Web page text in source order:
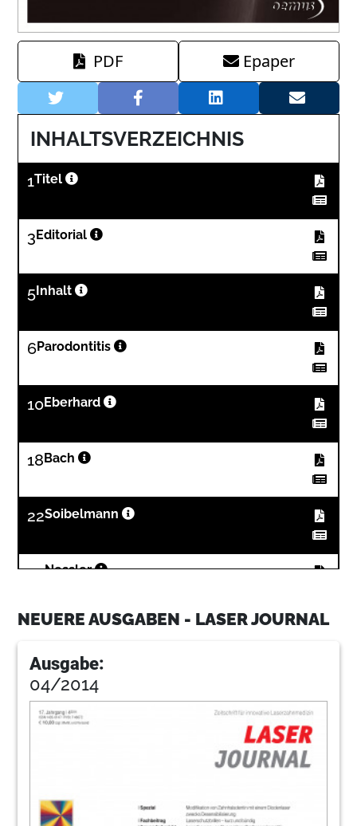
PDF Epaper
INHALTSVERZEICHNIS
1Titel
3 Editorial
5 Inhalt
6Parodontitis
10Eberhard
18 Bach
22Soibelmann
24Nessler
28Hnast
30Kavo
34
NEUERE AUSGABEN - LASER JOURNAL
Ausgabe:
04/2014